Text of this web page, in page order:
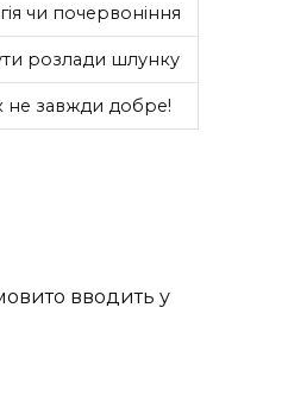
чи почервоніння
розлади шлунку
завжди добре!
вводить у